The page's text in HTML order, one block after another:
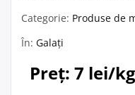
Categorie: Produse de
În: Galați
Preț: 7 lei/kg